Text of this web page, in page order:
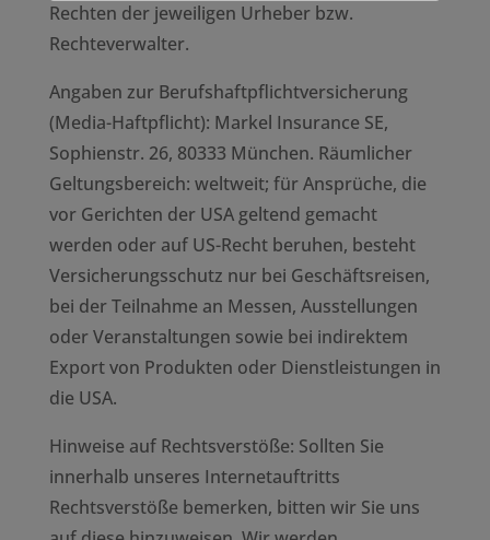
Rechten der jeweiligen Urheber bzw.
Rechteverwalter.
Angaben zur Berufshaftpflichtversicherung
(Media-Haftpflicht): Markel Insurance SE,
Sophienstr. 26, 80333 München. Räumlicher
Geltungsbereich: weltweit; für Ansprüche, die
vor Gerichten der USA geltend gemacht
werden oder auf US-Recht beruhen, besteht
Versicherungsschutz nur bei Geschäftsreisen,
bei der Teilnahme an Messen, Ausstellungen
oder Veranstaltungen sowie bei indirektem
Export von Produkten oder Dienstleistungen in
die USA.
Hinweise auf Rechtsverstöße: Sollten Sie
innerhalb unseres Internetauftritts
Rechtsverstöße bemerken, bitten wir Sie uns